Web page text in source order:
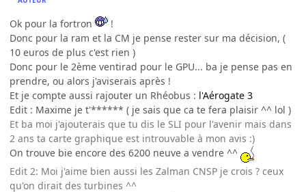
Ok pour la fortron
!
Donc pour la ram et la CM je pense rester sur ma décision, (
10 euros de plus c'est rien )
Donc pour le 2ème ventirad pour le GPU... ba je pense pas en
prendre, ou alors j'aviserais après !
Et je compte aussi rajouter un Rhéobus : l'Aérogate 3
Edit : Maxime je t'****** ( je sais que ca te fera plaisir ^^ lol )
Et ba moi j'ajouterais que tu dis le SLI pour l'avenir mais dans
2 ans ta carte graphique est introuvable à mon avis :)
On trouve bie encore des 6200 neuve a vendre ^^
Edit 2: Moi j'aime bien aussi les Zalman CNSP je crois ? ceux
qu'on dirait des turbines ^^